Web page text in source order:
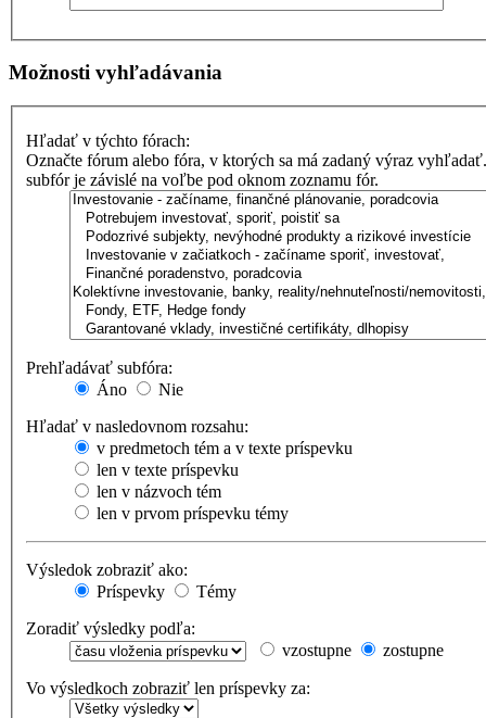
Možnosti vyhľadávania
Hľadať v týchto fórach:
Označte fórum alebo fóra, v ktorých sa má zadaný výraz
subfór je závislé na voľbe pod oknom zoznamu fór.
Prehľadávať subfóra:
Áno
Nie
Hľadať v nasledovnom rozsahu:
v predmetoch tém a v texte príspevku
len v texte príspevku
len v názvoch tém
len v prvom príspevku témy
Výsledok zobraziť ako:
Príspevky
Témy
Zoradiť výsledky podľa:
vzostupne
zostupne
Vo výsledkoch zobraziť len príspevky za: